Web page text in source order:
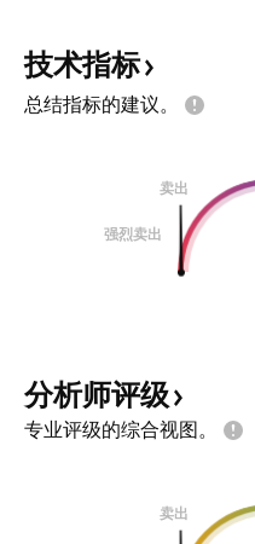
技术指标
总结指标的建议。
卖出
强烈卖出
分析师评级
专业评级的综合视图。
卖出